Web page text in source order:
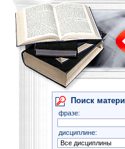
Поиск
фразе:
дисциплине: